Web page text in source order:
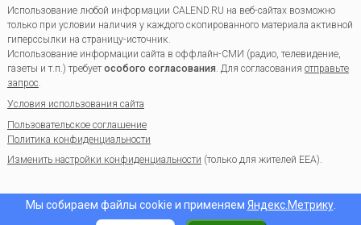
Использование любой информации CALEND.RU на веб-сайтах возможно
только при условии наличия у каждого скопированного материала активной
гиперссылки на страницу-источник.
Использование информации сайта в оффлайн-СМИ (радио, телевидение,
газеты и т.п.) требуетособого согласования. Для согласования отправьте
запрос.
Условия использования сайта
Пользовательское соглашение
Политика конфиденциальности
Изменить настройки конфиденциальности (только для жителей EEA).
Мы собираем файлы cookie и применяем Яндекс.Метрику.